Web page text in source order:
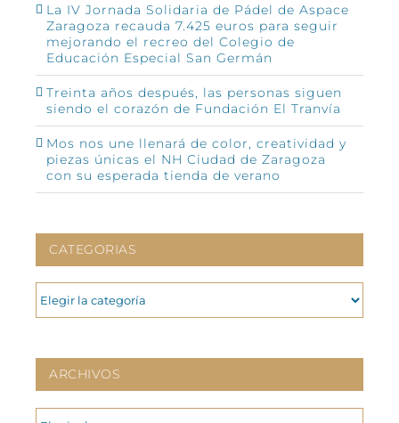
La IV Jornada Solidaria de Pádel de Aspace
Zaragoza recauda 7.425 euros para seguir
mejorando el recreo del Colegio de
Educación Especial San Germán
Treinta años después, las personas siguen
siendo el corazón de Fundación El Tranvía
Mos nos une llenará de color, creatividad y
piezas únicas el NH Ciudad de Zaragoza
con su esperada tienda de verano
CATEGORIAS
CATEGORIAS
ARCHIVOS
ARCHIVOS